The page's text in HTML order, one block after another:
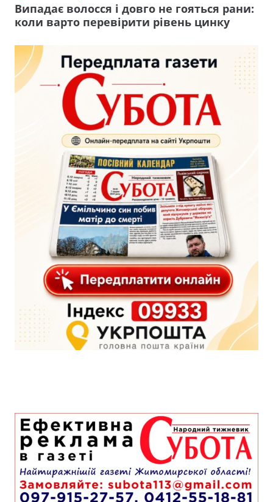
Випадає волосся і довго не гояться рани:
коли варто перевірити рівень цинку